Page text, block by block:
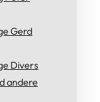
Gerd
Divers
andere